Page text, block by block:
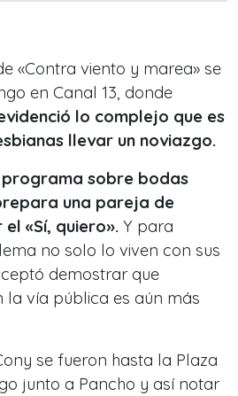
«Contra viento y marea» se
en Canal 13, donde
lo complejo que es
llevar un noviazgo.
sobre bodas
una pareja de
«Sí, quiero». Y para
no solo lo viven con sus
demostrar que
la vía pública es aún más
se fueron hasta la Plaza
junto a Pancho y así notar